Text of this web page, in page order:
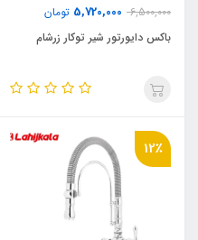
6,500,000
5,720,000 تومان
باکس دایورتور شیر توکار زرشام
12٪